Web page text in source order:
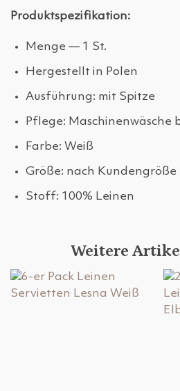
Produktspezifikation:
Menge — 1 St.
Hergestellt in Polen
Ausführung: mit Spitze
Pflege: Maschinenwäsche
Farbe: Weiß
Größe: nach Kundengröße
Stoff: 100% Leinen
Weitere